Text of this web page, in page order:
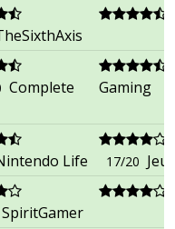
Complete
Gaming
Life 17/20
SpiritGamer